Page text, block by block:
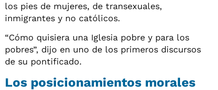
los pies de mujeres, de transexuales,
inmigrantes y no católicos.
“Cómo quisiera una Iglesia pobre y para los
pobres”, dijo en uno de los primeros discursos
de su pontificado.
Los posicionamientos morales